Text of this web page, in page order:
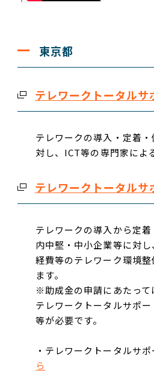
東京都
テレワークトータルサ
テレワークの導入・定着
対し、 ICT等の専門家によ
テレワークトータルサ
テレワークの導入から定
内中堅・中小企業等に対
経費等のテレワーク環境
ます。
※助成金の申請にあたって
テレワークトータルサポ
等が必要です。
・テレワークトータルサ
ら